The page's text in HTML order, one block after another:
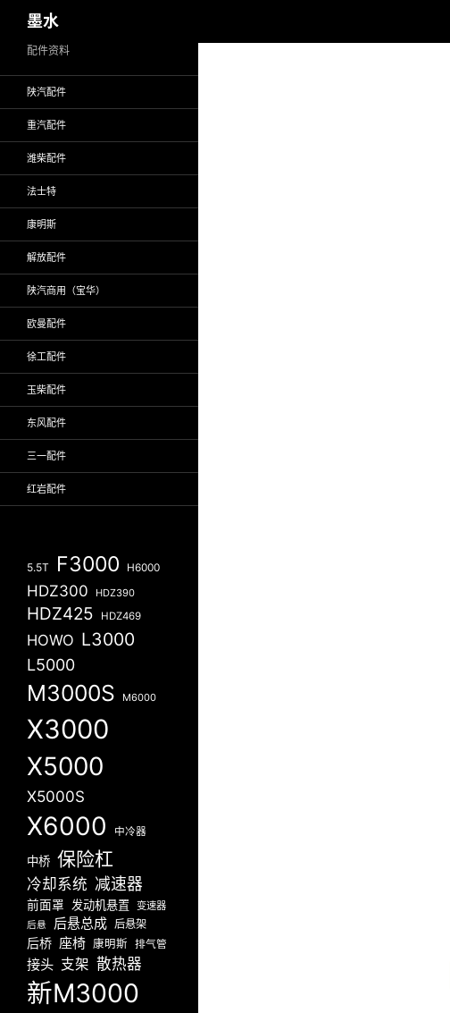
至
墨水
配件资料
陕汽配件
重汽配件
潍柴配件
法士特
康明斯
解放配件
陕汽商用（宝华）
欧曼配件
徐工配件
玉柴配件
东风配件
三一配件
红岩配件
5.5T F3000 H6000
HDZ300 HDZ390
HDZ425 HDZ469
HOWO L3000
L5000
M3000S M6000
X3000
X5000
X5000S
X6000 中冷器
中桥 保险杠
冷却系统 减速器
前面罩 发动机悬置 变速器
后悬 后悬总成 后悬架
后桥 座椅 康明斯 排气管
接头 支架 散热器
新M3000